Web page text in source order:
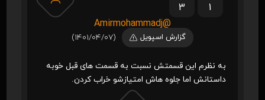
3
1
@Amirmohammadj
گزارش اسپویل (1401/04/07)
به نظرم این قسمتش نسبت به قسمت های قبل خوبه
داستانش اما جلوه هاش امتیازشو خراب کردن.